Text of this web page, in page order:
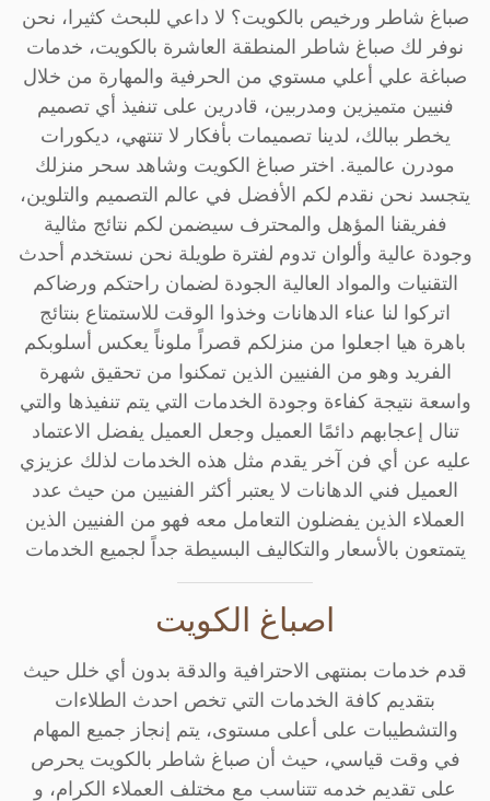
صباغ شاطر ورخيص بالكويت؟ لا داعي للبحث كثيرا، نحن
نوفر لك صباغ شاطر المنطقة العاشرة بالكويت، خدمات
صباغة علي أعلي مستوي من الحرفية والمهارة من خلال
فنيين متميزين ومدربين، قادرين على تنفيذ أي تصميم
يخطر ببالك، لدينا تصميمات بأفكار لا تنتهي، ديكورات
مودرن عالمية. اختر صباغ الكويت وشاهد سحر منزلك
يتجسد نحن نقدم لكم الأفضل في عالم التصميم والتلوين،
ففريقنا المؤهل والمحترف سيضمن لكم نتائج مثالية
وجودة عالية وألوان تدوم لفترة طويلة نحن نستخدم أحدث
التقنيات والمواد العالية الجودة لضمان راحتكم ورضاكم
اتركوا لنا عناء الدهانات وخذوا الوقت للاستمتاع بنتائج
باهرة هيا اجعلوا من منزلكم قصراً ملوناً يعكس أسلوبكم
الفريد وهو من الفنيين الذين تمكنوا من تحقيق شهرة
واسعة نتيجة كفاءة وجودة الخدمات التي يتم تنفيذها والتي
تنال إعجابهم دائمًا العميل وجعل العميل يفضل الاعتماد
عليه عن أي فن آخر يقدم مثل هذه الخدمات لذلك عزيزي
العميل فني الدهانات لا يعتبر أكثر الفنيين من حيث عدد
العملاء الذين يفضلون التعامل معه فهو من الفنيين الذين
يتمتعون بالأسعار والتكاليف البسيطة جداً لجميع الخدمات
اصباغ الكويت
قدم خدمات بمنتهى الاحترافية والدقة بدون أي خلل حيث
بتقديم كافة الخدمات التي تخص احدث الطلاءات
والتشطيبات على أعلى مستوى، يتم إنجاز جميع المهام
في وقت قياسي، حيث أن صباغ شاطر بالكويت يحرص
على تقديم خدمه تتناسب مع مختلف العملاء الكرام، و